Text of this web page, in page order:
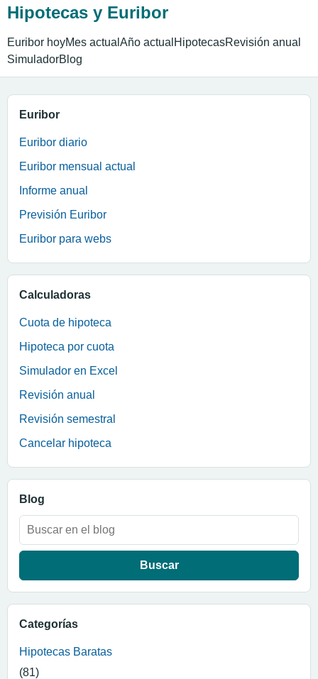
Hipotecas y Euribor
Euribor hoyMes actual Año actual HipotecasRevisión anual
SimuladorBlog
Euribor
Euribor diario
Euribor mensual actual
Informe anual
Previsión Euribor
Euribor para webs
Calculadoras
Cuota de hipoteca
Hipoteca por cuota
Simulador en Excel
Revisión anual
Revisión semestral
Cancelar hipoteca
Blog
Buscar:
Categorías
Hipotecas Baratas
(81)